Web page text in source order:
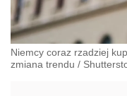
Niemcy coraz rzadziej
zmiana trendu /